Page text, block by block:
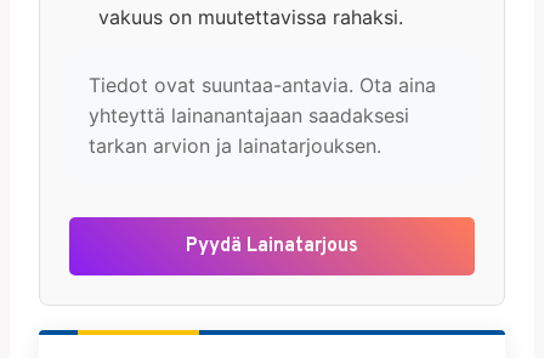
vakuus on muutettavissa rahaksi.
Tiedot ovat suuntaa-antavia. Ota aina
yhteyttä lainanantajaan saadaksesi
tarkan arvion ja lainatarjouksen.
Pyydä Lainatarjous